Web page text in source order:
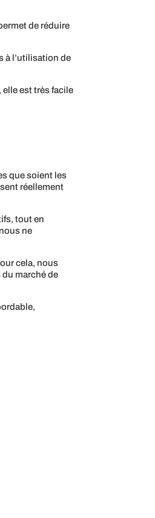
de réduire
à l’utilisation de
elle est très facile
que soient les
réellement
tout en
ne
cela, nous
marché de